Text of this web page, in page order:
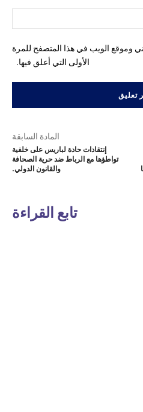
وموقع الويب في هذا المتصفح للمرة
الأولى التي أعلق فيها.
المادة السابقة
إنتقادات حادة لباريس على خلفية
تواطؤها مع الرباط ضد حرية الصحافة
والقانون الدولي.
تابع القراءة